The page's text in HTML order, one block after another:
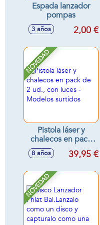
Espada lanzador
pompas
3 años 2,00 €
NOVEDAD
Pistola láser y
chalecos en pack
de 2 ud., con luces
- Modelos surtidos
8 años 39,95 €
NOVEDAD